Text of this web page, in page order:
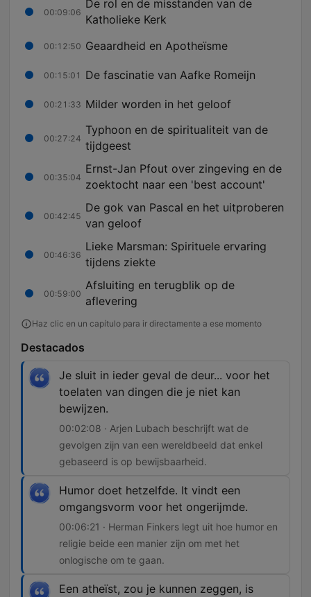
00:09:06
De rol en de misstanden van de
Katholieke Kerk
00:12:50 Geaardheid en Apotheïsme
00:15:01 De fascinatie van Aafke Romeijn
00:21:33 Milder worden in het geloof
00:27:24
Typhoon en de spiritualiteit van de
tijdgeest
00:35:04
Ernst-Jan Pfout over zingeving en de
zoektocht naar een 'best account'
00:42:45
De gok van Pascal en het uitproberen
van geloof
00:46:36
Lieke Marsman: Spirituele ervaring
tijdens ziekte
00:59:00
Afsluiting en terugblik op de
aflevering
Haz clic en un capítulo para ir directamente a ese momento
Destacados
Je sluit in ieder geval de deur... voor het
toelaten van dingen die je niet kan
bewijzen.
00:02:08 · Arjen Lubach beschrijft wat de
gevolgen zijn van een wereldbeeld dat enkel
gebaseerd is op bewijsbaarheid.
Humor doet hetzelfde. It vindt een
omgangsvorm voor het ongerijmde.
00:06:21 · Herman Finkers legt uit hoe humor en
religie beide een manier zijn om met het
onlogische om te gaan.
Een atheïst, zou je kunnen zeggen, is